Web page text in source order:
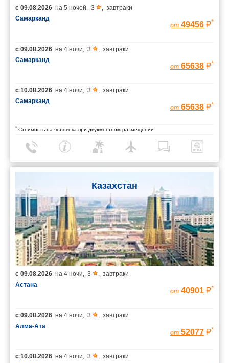
с 09.08.2026 на 5 ночей, 3 , завтраки
Самарканд
от 49456 *
с 09.08.2026 на 4 ночи, 3 , завтраки
Самарканд
от 65638 *
с 10.08.2026 на 4 ночи, 3 , завтраки
Самарканд
от 65638 *
* Стоимость на человека при двухместном размещении
Казахстан
с 09.08.2026 на 4 ночи, 3 , завтраки
Астана
от 40901 *
с 09.08.2026 на 4 ночи, 3 , завтраки
Алма-Ата
от 52077 *
с 10.08.2026 на 4 ночи, 3 , завтраки